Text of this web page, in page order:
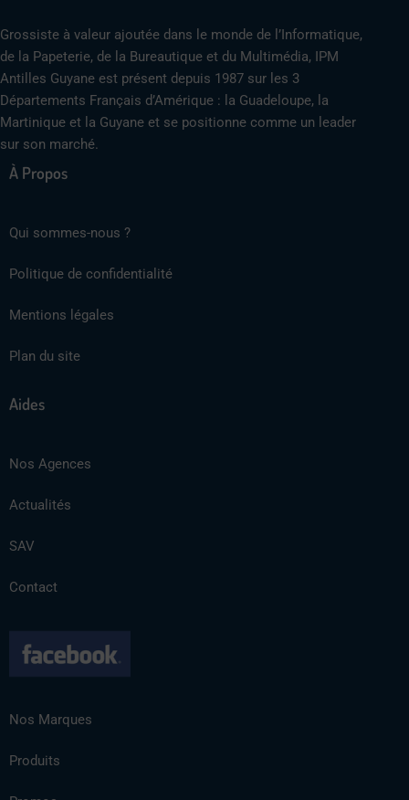
Grossiste à valeur ajoutée dans le monde de l’Informatique,
de la Papeterie, de la Bureautique et du Multimédia, IPM
Antilles Guyane est présent depuis 1987 sur les 3
Départements Français d’Amérique : la Guadeloupe, la
Martinique et la Guyane et se positionne comme un leader
sur son marché.
À Propos
Qui sommes-nous ?
Politique de confidentialité
Mentions légales
Plan du site
Aides
Nos Agences
Actualités
SAV
Contact
Nos Marques
Produits